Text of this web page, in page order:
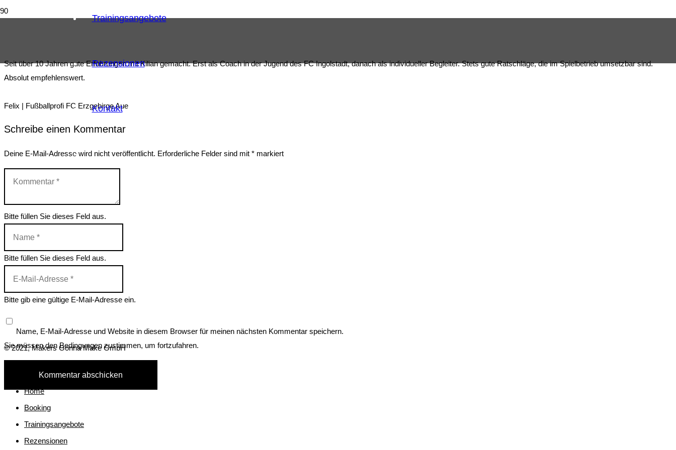
Trainingsangebote
Rezensionen
Kontakt
Seit über 10 Jahren gute Erfahrungen mit Kilian gemacht. Erst als Coach in der Jugend des FC Ingolstadt, danach als individueller Begleiter. Stets gute Ratschläge, die im Spielbetrieb umsetzbar sind.
Absolut empfehlenswert.
Felix | Fußballprofi FC Erzgebirge Aue
Schreibe einen Kommentar
Deine E-Mail-Adresse wird nicht veröffentlicht. Erforderliche Felder sind mit * markiert
Bitte füllen Sie dieses Feld aus.
Bitte füllen Sie dieses Feld aus.
Bitte gib eine gültige E-Mail-Adresse ein.
Name, E-Mail-Adresse und Website in diesem Browser für meinen nächsten Kommentar speichern.
Sie müssen den Bedingungen zustimmen, um fortzufahren.
Kommentar abschicken
© 2021, Makers Gonna Make GmbH
Home
Booking
Trainingsangebote
Rezensionen